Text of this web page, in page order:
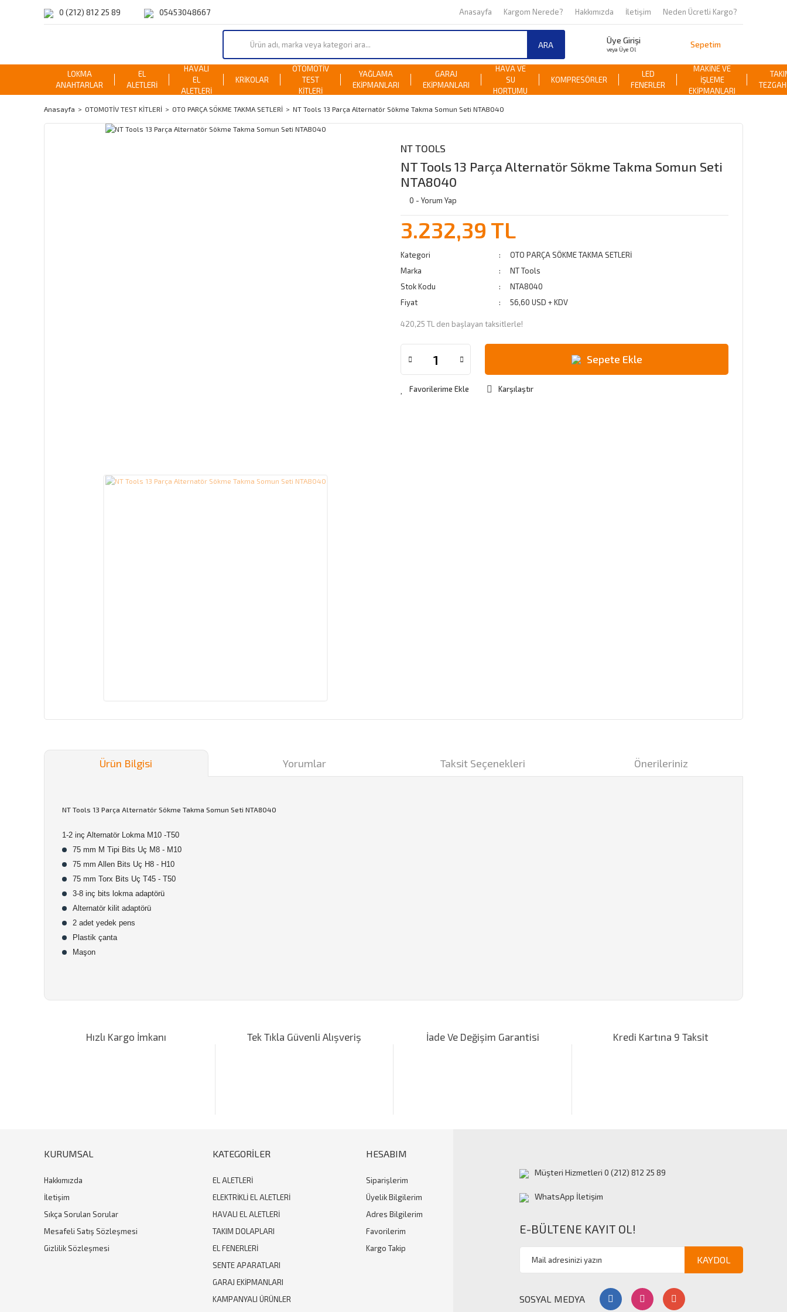
0 (212) 812 25 89 05453048667 Anasayfa Kargom Nerede? Hakkımızda İletişim Neden Ücretli Kargo?
ARA Üye Girişi
veya Üye Ol Sepetim
LOKMA
ANAHTARLAR
EL
ALETLERİ
HAVALI
EL
ALETLERİ
KRİKOLAR
OTOMOTİV
TEST
KİTLERİ
YAĞLAMA
EKİPMANLARI
GARAJ
EKİPMANLARI
HAVA VE
SU
HORTUMU
KOMPRESÖRLER
LED
FENERLER
MAKİNE VE
İŞLEME
EKİPMANLARI
Anasayfa OTOMOTİV TEST KİTLERİ OTO PARÇA SÖKME TAKMA SETLERİ NT Tools 13 Parça Alternatör Sökme Takma Somun Seti NTA8040
NT TOOLS
NT Tools 13 Parça Alternatör Sökme Takma Somun Seti
NTA8040
0 - Yorum Yap
3.232,39 TL
Kategori
OTO PARÇA SÖKME TAKMA SETLERİ
Marka
NT Tools
Stok Kodu
NTA8040
Fiyat
56,60 USD + KDV
420,25 TL den başlayan taksitlerle!
Sepete Ekle
Karşılaştır
Ürün Bilgisi Yorumlar Taksit Seçenekleri Önerileriniz
NT Tools 13 Parça Alternatör Sökme Takma Somun Seti NTA8040
1-2 inç Alternatör Lokma M10 -T50
75 mm M Tipi Bits Uç M8 - M10
75 mm Allen Bits Uç H8 - H10
75 mm Torx Bits Uç T45 - T50
3-8 inç bits lokma adaptörü
Alternatör kilit adaptörü
2 adet yedek pens
Plastik çanta
Maşon
Ürün resmi kalitesiz, bozuk veya görüntülenemiyor.
Gönder
Hızlı Kargo İmkanı Tek Tıkla Güvenli Alışveriş İade Ve Değişim Garantisi Kredi Kartına 9 Taksit
KURUMSAL
Hakkımızda
İletişim
Sıkça Sorulan Sorular
Mesafeli Satış Sözleşmesi
Gizlilik Sözleşmesi
KATEGORİLER
EL ALETLERİ
ELEKTRİKLİ EL ALETLERİ
HAVALI EL ALETLERİ
TAKIM DOLAPLARI
EL FENERLERİ
SENTE APARATLARI
GARAJ EKİPMANLARI
KAMPANYALI ÜRÜNLER
HESABIM
Siparişlerim
Üyelik Bilgilerim
Adres Bilgilerim
Favorilerim
Kargo Takip
Müşteri Hizmetleri 0 (212) 812 25 89
WhatsApp İletişim
E-BÜLTENE KAYIT OL!
KAYDOL
SOSYAL MEDYA